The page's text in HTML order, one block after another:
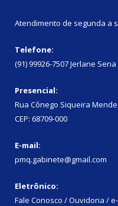
Atendimento de segunda a
Telefone:
(91) 99926-7507 Jerlane
Presencial:
Rua Cônego Siqueira
CEP: 68709-000
E-mail:
pmq.gabinete@gmail.com
Eletrônico:
Fale Conosco / Ouvidoria /